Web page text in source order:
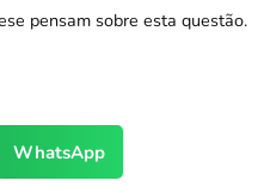
pensam sobre esta questão.
WhatsApp